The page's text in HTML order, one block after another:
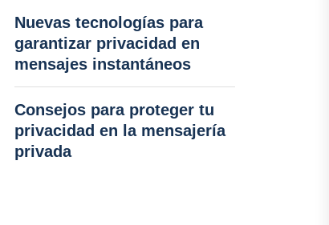
Nuevas tecnologías para
garantizar privacidad en
mensajes instantáneos
Consejos para proteger tu
privacidad en la mensajería
privada